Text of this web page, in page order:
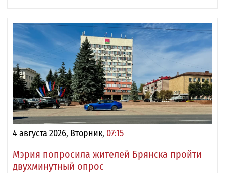
4 августа 2026, Вторник, 07:15
Мэрия попросила жителей Брянска пройти
двухминутный опрос